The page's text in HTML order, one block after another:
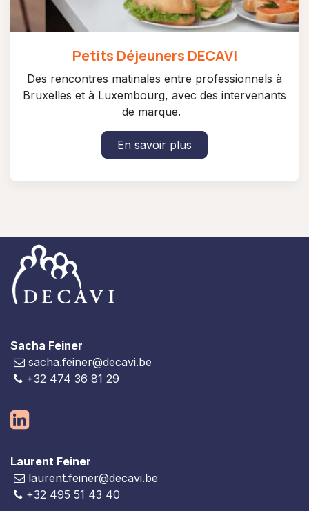
Petits Déjeuners DECAVI
Des rencontres matinales entre professionnels à
Bruxelles et à Luxembourg, avec des intervenants
de marque.
En savoir plus
Sacha Feiner
sacha.feiner@decavi.be
+32 474 36 81 29
Laurent Feiner
laurent.feiner@decavi.be
+32 495 51 43 40